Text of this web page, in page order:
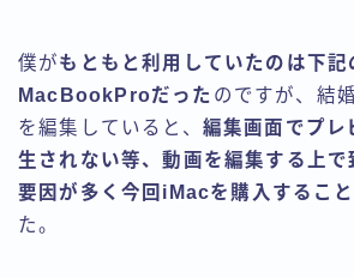
僕がもともと利用していたのは下記
MacBookProだった のですが、結
を編集していると、 編集画面でプレ
生されない等、動画を編集する上で
要因が多く今回iMacを購入するこ
た。